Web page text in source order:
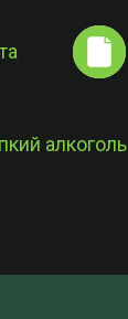
алкоголь